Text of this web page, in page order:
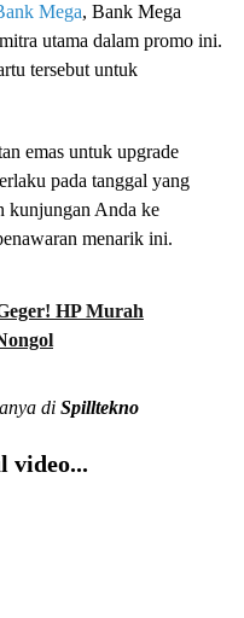
Mega, Bank Mega
utama dalam promo ini.
tersebut untuk
emas untuk upgrade
pada tanggal yang
kunjungan Anda ke
menarik ini.
HP Murah
di Spilltekno
video...